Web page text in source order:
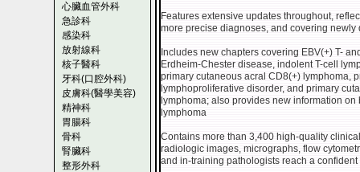
心臟血管外科
急診科
感染科
放射線科
核子醫科
牙科(口腔外科)
皮膚科(醫學美容)
精神科
胃腸科
骨科
腎臟科
整形外科
Features extensive updates throughout,
more precise diagnoses, and covering
Includes new chapters covering EBV(+) T-
Erdheim-Chester disease, indolent T-cell
primary cutaneous acral CD8(+) lymphoma,
lymphoproliferative disorder, and primary
lymphoma; also provides new information
lymphoma
Contains more than 3,400 high-quality
radiologic images, micrographs, flow
and in-training pathologists reach a